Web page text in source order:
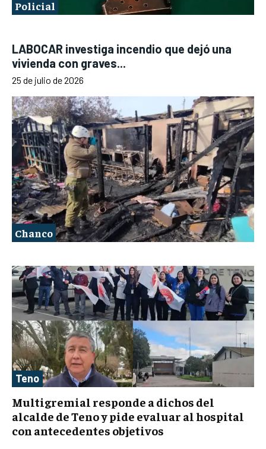
Policial
LABOCAR investiga incendio que dejó una
vivienda con graves...
25 de julio de 2026
Chanco
Teno
Multigremial responde a dichos del
alcalde de Teno y pide evaluar al hospital
con antecedentes objetivos